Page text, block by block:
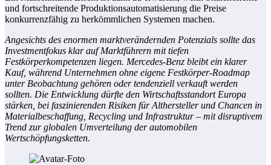
und fortschreitende Produktionsautomatisierung die Preise
konkurrenzfähig zu herkömmlichen Systemen machen.
Angesichts des enormen marktverändernden Potenzials sollte das
Investmentfokus klar auf Marktführern mit tiefen
Festkörperkompetenzen liegen. Mercedes-Benz bleibt ein klarer
Kauf, während Unternehmen ohne eigene Festkörper-Roadmap
unter Beobachtung gehören oder tendenziell verkauft werden
sollten. Die Entwicklung dürfte den Wirtschaftsstandort Europa
stärken, bei faszinierenden Risiken für Althersteller und Chancen in
Materialbeschaffung, Recycling und Infrastruktur – mit disruptivem
Trend zur globalen Umverteilung der automobilen
Wertschöpfungsketten.